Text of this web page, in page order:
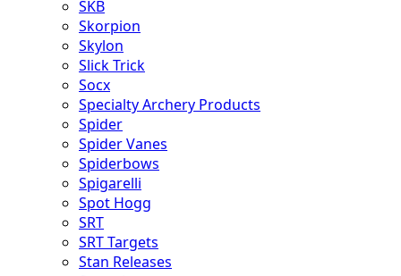
SKB
Skorpion
Skylon
Slick Trick
Socx
Specialty Archery Products
Spider
Spider Vanes
Spiderbows
Spigarelli
Spot Hogg
SRT
SRT Targets
Stan Releases